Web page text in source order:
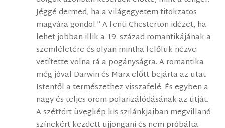
Jéggé dermed, ha a világegyetem titokzatos
magvára gondol.” A fenti Chesterton idézet, ha
lehet jobban illik a 19. század romantikájának a
szemléletére és olyan mintha felőlük nézve
vetítette volna rá a pogányságra. A romantika
még jóval Darwin és Marx előtt bejárta az utat
Istentől a természethez visszafelé. És egyben a
nagy és teljes öröm polarizálódásának az útját.
A széttört üvegkép kis szilánkjaiban megvillanó